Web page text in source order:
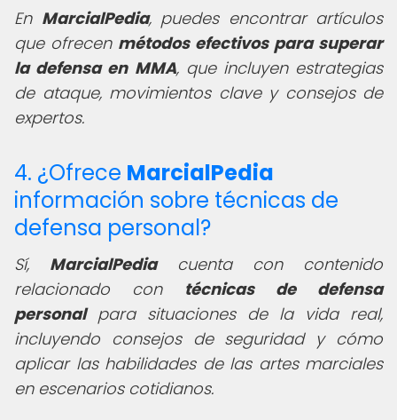
En MarcialPedia, puedes encontrar artículos
que ofrecen métodos efectivos para superar
la defensa en MMA, que incluyen estrategias
de ataque, movimientos clave y consejos de
expertos.
4. ¿Ofrece MarcialPedia
información sobre técnicas de
defensa personal?
Sí, MarcialPediacuenta con contenido
relacionado con técnicas de defensa
personalpara situaciones de la vida real,
incluyendo consejos de seguridad y cómo
aplicar las habilidades de las artes marciales
en escenarios cotidianos.